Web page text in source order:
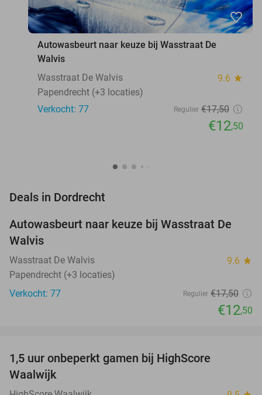
favorite_border
Autowasbeurt naar keuze bij Wasstraat De
Walvis
Wasstraat De Walvis
9.6 star
Papendrecht (+3 locaties)
Verkocht: 77
Regulier €17,50
€12,50
Deals in Dordrecht
29%
Autowasbeurt naar keuze bij Wasstraat De
Walvis
Wasstraat De Walvis 9.6 star
Papendrecht (+3 locaties)
Verkocht: 77
Regulier €17,50
€12,50
TODAY
1,5 uur onbeperkt gamen bij HighScore
Waalwijk